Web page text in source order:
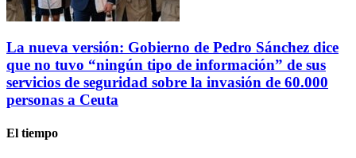
La nueva versión: Gobierno de Pedro Sánchez dice
que no tuvo “ningún tipo de información” de sus
servicios de seguridad sobre la invasión de 60.000
personas a Ceuta
El tiempo